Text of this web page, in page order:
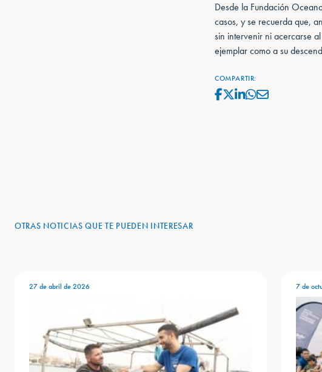
Desde la Fundación
casos, y se recuerda que,
sin intervenir ni acercarse
ejemplar como a su
COMPARTIR:
OTRAS NOTICIAS QUE TE PUEDEN INTERESAR
27 de abril de 2026 7 de